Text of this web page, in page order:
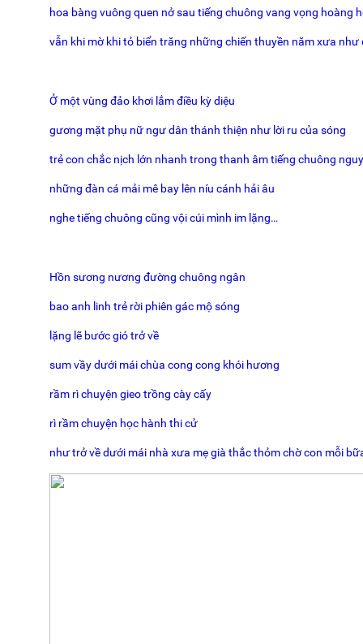
hoa bàng vuông quen nở sau tiếng chuông vang vọng hoàng
vẫn khi mờ khi tỏ biển trăng những chiến thuyền năm xưa như
Ở một vùng đảo khơi lắm điều kỳ diệu
gương mặt phụ nữ ngư dân thánh thiện như lời ru của sóng
trẻ con chắc nịch lớn nhanh trong thanh âm tiếng chuông
những đàn cá mải mê bay lên níu cánh hải âu
nghe tiếng chuông cũng vội cúi mình im lặng…
Hồn sương nương đường chuông ngân
bao anh linh trẻ rời phiên gác mộ sóng
lặng lẽ bước gió trở về
sum vầy dưới mái chùa cong cong khói hương
rầm rì chuyện gieo trồng cày cấy
rì rầm chuyện học hành thi cử
như trở về dưới mái nhà xưa mẹ già thắc thỏm chờ con mỗi